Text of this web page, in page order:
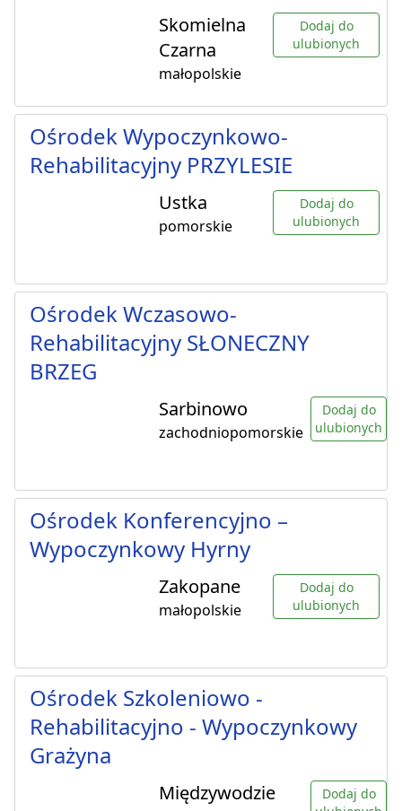
Skomielna
Czarna
małopolskie
Dodaj do
ulubionych
Ośrodek Wypoczynkowo-
Rehabilitacyjny PRZYLESIE
Ustka
pomorskie
Dodaj do
ulubionych
Ośrodek Wczasowo-
Rehabilitacyjny SŁONECZNY
BRZEG
Sarbinowo
zachodniopomorskie
Dodaj do
ulubionych
Ośrodek Konferencyjno –
Wypoczynkowy Hyrny
Zakopane
małopolskie
Dodaj do
ulubionych
Ośrodek Szkoleniowo -
Rehabilitacyjno - Wypoczynkowy
Grażyna
Międzywodzie
Dodaj do